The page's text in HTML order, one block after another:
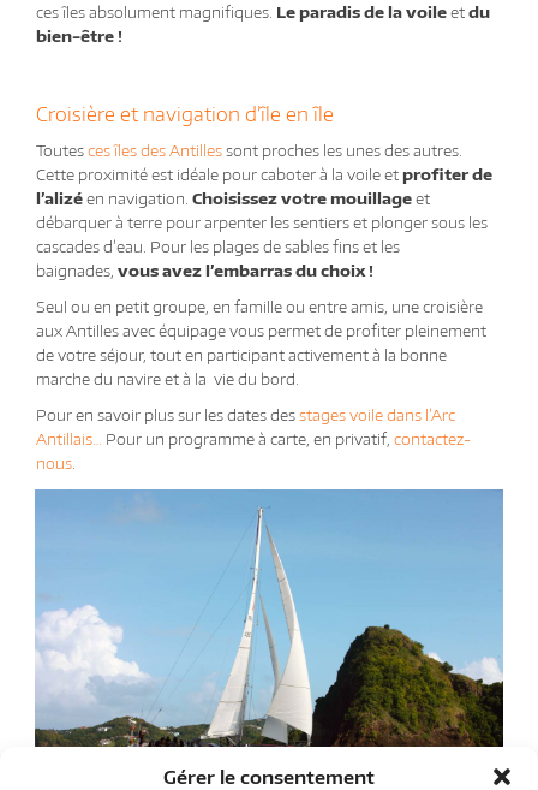
Gérer le consentement
ces îles absolument magnifiques. Le paradis de la voileetdu
bien-être !
Croisière et navigation d’île en île
Toutesces îles des Antillessont proches les unes des autres.
Cette proximité est idéale pour caboter à la voile etprofiter de
l’alizéen navigation. Choisissez votre mouillageet
débarquer à terre pour arpenter les sentiers et plonger sous les
cascades d’eau. Pour les plages de sables fins et les
baignades, vous avez l’embarras du choix !
Seul ou en petit groupe, en famille ou entre amis, une croisière
aux Antilles avec équipage vous permet de profiter pleinement
de votre séjour, tout en participant activement à la bonne
marche du navire et à la vie du bord.
Pour en savoir plus sur les dates desstages voile dans l’Arc
Antillais…
Pour un programme à carte, en privatif, contactez-
nous